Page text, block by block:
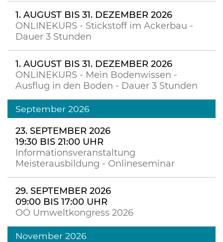
1. AUGUST BIS 31. DEZEMBER 2026
ONLINEKURS - Stickstoff im Ackerbau -
Dauer 3 Stunden
1. AUGUST BIS 31. DEZEMBER 2026
ONLINEKURS - Mein Bodenwissen -
Ausflug in den Boden - Dauer 3 Stunden
September 2026
23. SEPTEMBER 2026
19:30 BIS 21:00 UHR
Informationsveranstaltung
Meisterausbildung - Onlineseminar
29. SEPTEMBER 2026
09:00 BIS 17:00 UHR
OÖ Umweltkongress 2026
November 2026